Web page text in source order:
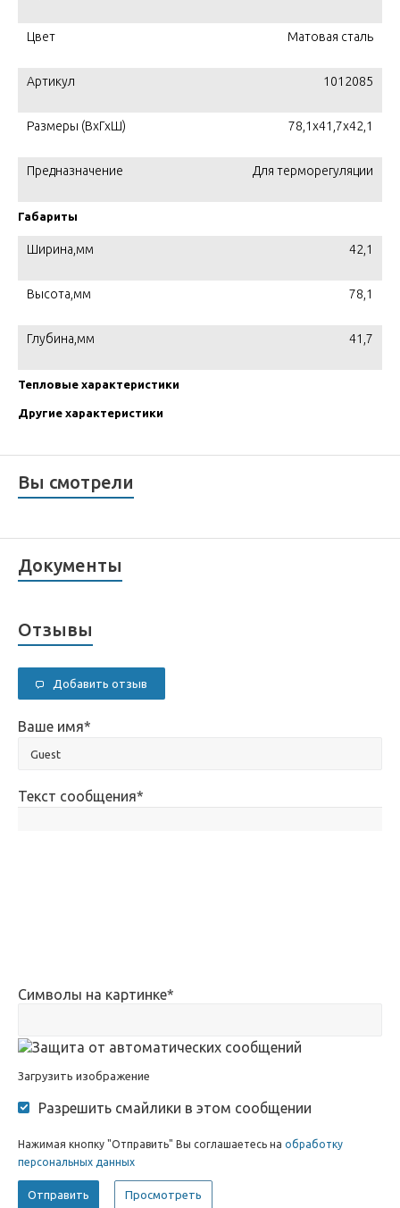
Цвет Матовая сталь
Артикул 1012085
Размеры (ВхГхШ) 78,1x41,7x42,1
Предназначение Для терморегуляции
Габариты
Ширина,мм 42,1
Высота,мм 78,1
Глубина,мм 41,7
Тепловые характеристики
Другие характеристики
Вы смотрели
Документы
Отзывы
Добавить отзыв
Ваше имя*
Текст сообщения*
Символы на картинке*
Загрузить изображение
Разрешить смайлики в этом сообщении
Нажимая кнопку "Отправить" Вы соглашаетесь на обработку
персональных данных